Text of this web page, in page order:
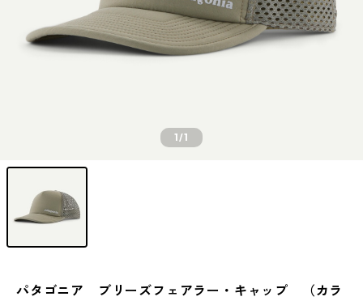
1/1
パタゴニア ブリーズフェアラー・キャップ （カラ